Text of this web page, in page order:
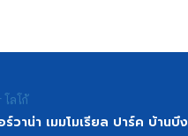
ร์วาน่า เมมโมเรียล ปาร์ค บ้านบึง